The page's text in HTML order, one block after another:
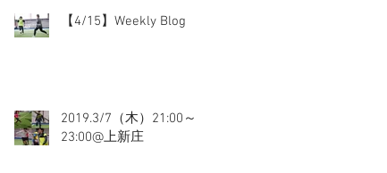
【4/15】Weekly Blog
2019.3/7（木）21:00～
23:00@上新庄